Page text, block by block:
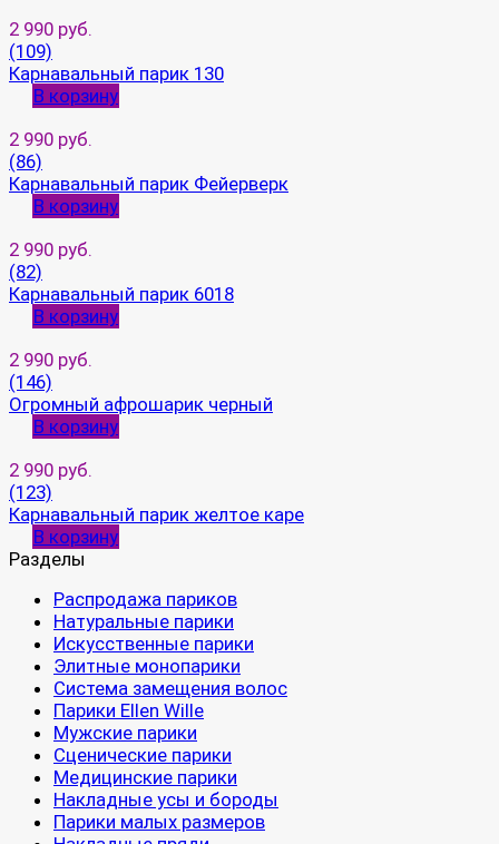
2 990 руб.
(109)
Карнавальный парик 130
В корзину
2 990 руб.
(86)
Карнавальный парик Фейерверк
В корзину
2 990 руб.
(82)
Карнавальный парик 6018
В корзину
2 990 руб.
(146)
Огромный афрошарик черный
В корзину
2 990 руб.
(123)
Карнавальный парик желтое каре
В корзину
Разделы
Распродажа париков
Натуральные парики
Искусственные парики
Элитные монопарики
Система замещения волос
Парики Ellen Wille
Мужские парики
Сценические парики
Медицинские парики
Накладные усы и бороды
Парики малых размеров